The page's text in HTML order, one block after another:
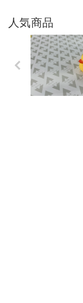
人気商品
Previo
us